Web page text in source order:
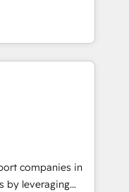
including a
on ROI and
that sets your
Unlock your
que la
l’innovation web,
! C'est
capables de
et le pilotage
de données. 🚀
vos logiciels
companies in
by leveraging